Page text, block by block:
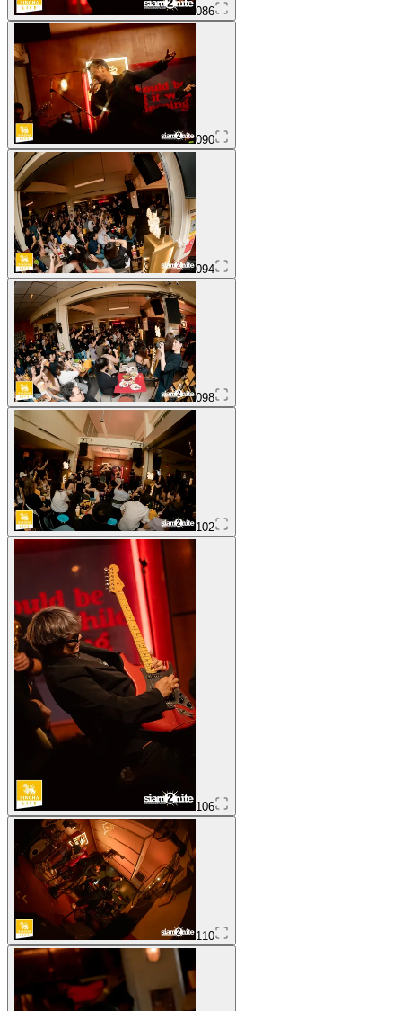
086
090
094
098
102
106
110